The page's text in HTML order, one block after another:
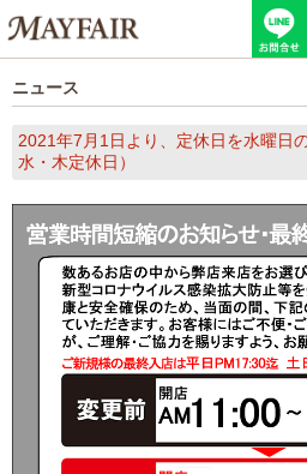
ニュース
2021年7月1日より、定休日を水曜日
水・木定休日）